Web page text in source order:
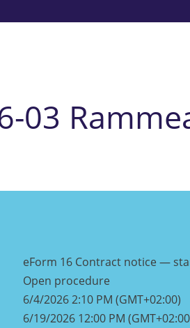
03
eForm 16 Contract notice —
Open procedure
6/4/2026 2:10 PM (GMT+02:00)
6/19/2026 12:00 PM